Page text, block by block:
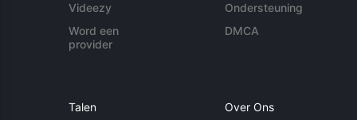
Videezy
Word een
provider
Ondersteuning
DMCA
Talen Over Ons